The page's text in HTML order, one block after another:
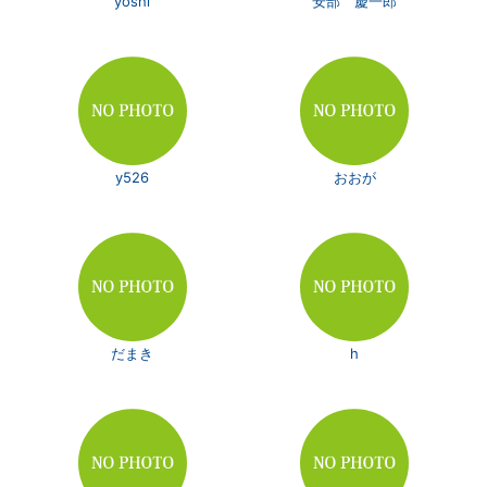
y526 おおが
だまき h